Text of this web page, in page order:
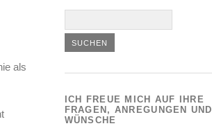
als
ICH FREUE MICH AUF IHRE
FRAGEN, ANREGUNGEN UND
WÜNSCHE